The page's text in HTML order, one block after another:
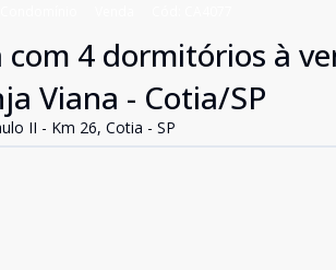
com 4 dormitórios à
Viana - Cotia/SP
II - Km 26, Cotia - SP